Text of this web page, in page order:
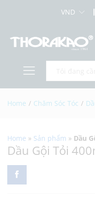
VND
Home / Chăm Sóc Tóc /
Home » Sản phẩm » Dầu
Dầu Gội Tỏi